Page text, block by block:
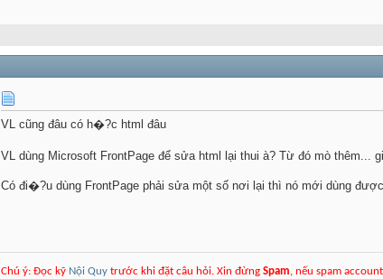
VL cũng đâu có h�?c html đâu
VL dùng Microsoft FrontPage để sửa html lại thui à? Từ đó mò thêm...
Có đi�?u dùng FrontPage phải sửa một số nơi lại thì nó mới dùng
Chú ý: Đọc kỹ Nội Quy trước khi đặt câu hỏi. Xin đừng Spam, nếu spam